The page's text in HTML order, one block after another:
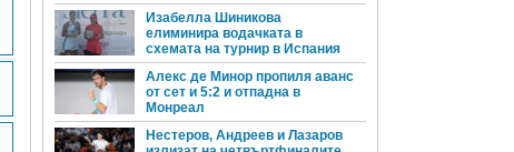
Изабелла Шиникова
елиминира водачката в
схемата на турнир в Испания
Алекс де Минор пропиля аванс
от сет и 5:2 и отпадна в
Монреал
Нестеров, Андреев и Лазаров